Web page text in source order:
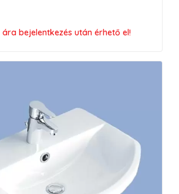
bejelentkezés után érhető el!